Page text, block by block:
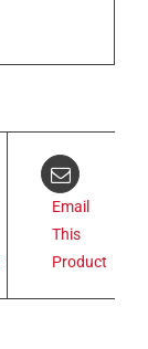
Email
This
Product